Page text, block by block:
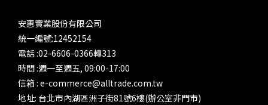
安惠實業股份有限公司
統一編號:12452154
電話 :02-6606-0366轉313
時間 :週一至週五, 09:00-17:00
信箱 : e-commerce@alltrade.com.tw
地址: 台北市內湖區洲子街81號6樓(辦公室非門市)